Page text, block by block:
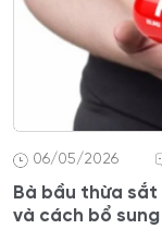
06/05/2026
Bà bầu thừa
và cách bổ